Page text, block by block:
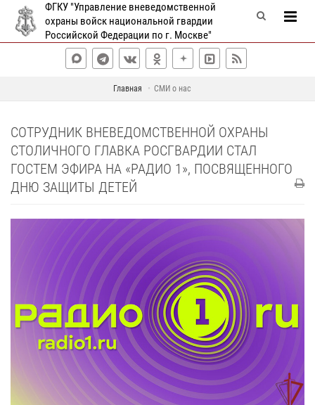
ФГКУ "Управление вневедомственной
охраны войск национальной гвардии
Российской Федерации по г. Москве"
Главная СМИ о нас
СОТРУДНИК ВНЕВЕДОМСТВЕННОЙ ОХРАНЫ
СТОЛИЧНОГО ГЛАВКА РОСГВАРДИИ СТАЛ
ГОСТЕМ ЭФИРА НА «РАДИО 1», ПОСВЯЩЕННОГО
ДНЮ ЗАЩИТЫ ДЕТЕЙ